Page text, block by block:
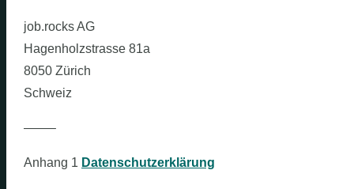
job.rocks AG
Hagenholzstrasse 81a
8050 Zürich
Schweiz
——–
Anhang 1 Datenschutzerklärung